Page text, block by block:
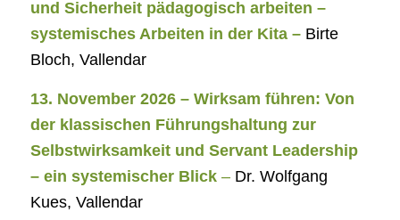
und Sicherheit pädagogisch arbeiten –
systemisches Arbeiten in der Kita –Birte
Bloch, Vallendar
13. November 2026 – Wirksam führen: Von
der klassischen Führungshaltung zur
Selbstwirksamkeit und Servant Leadership
– ein systemischer Blick –Dr. Wolfgang
Kues, Vallendar